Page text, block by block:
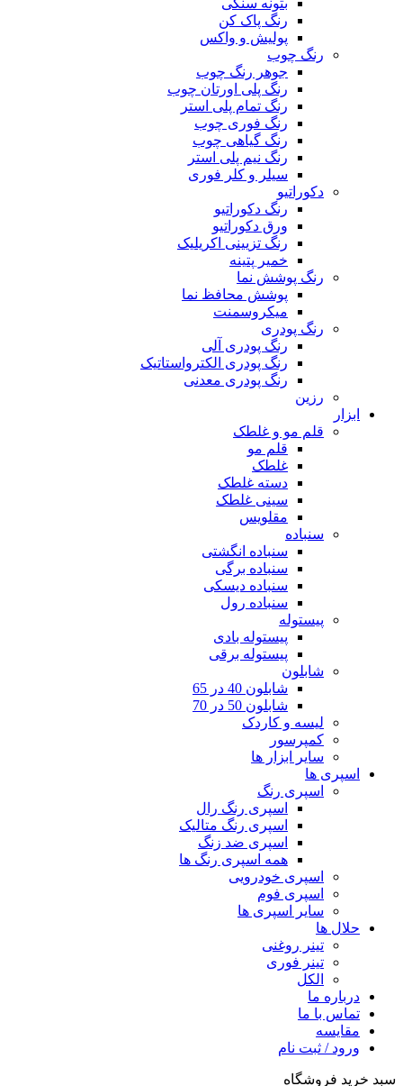
رنگ پاک کن
پولیش و واکس
رنگ چوب
جوهر رنگ چوب
رنگ پلی اورتان چوب
رنگ تمام پلی استر
رنگ فوری چوب
رنگ گیاهی چوب
رنگ نیم پلی استر
سیلر و کلر فوری
دکوراتیو
رنگ دکوراتیو
ورق دکوراتیو
رنگ تزیینی اکریلیک
خمیر پتینه
رنگ پوشش نما
پوشش محافظ نما
میکروسمنت
رنگ پودری
رنگ پودری آلی
رنگ پودری الکترواستاتیک
رنگ پودری معدنی
رزین
ابزار
قلم مو و غلطک
قلم مو
غلطک
دسته غلطک
سینی غلطک
مقلویس
سنباده
سنباده انگشتی
سنباده برگی
سنباده دیسکی
سنباده رول
پیستوله
پیستوله بادی
پیستوله برقی
شابلون
شابلون 40 در 65
شابلون 50 در 70
لیسه و کاردک
کمپرسور
سایر ابزار ها
اسپری ها
اسپری رنگ
اسپری رنگ رال
اسپری رنگ متالیک
اسپری ضد زنگ
همه اسپری رنگ ها
اسپری خودرویی
اسپری فوم
سایر اسپری ها
حلال ها
تینر روغنی
تینر فوری
الکل
درباره ما
تماس با ما
مقایسه
ورود / ثبت نام
سبد خرید فروشگاه